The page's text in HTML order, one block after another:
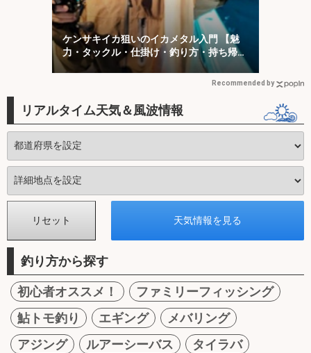
ケンサキイカ狙いのイカメタル入門 【魅
力・タックル・仕掛け・釣り方・持ち帰り
方を解説】
Recommended by
リアルタイム天気＆風波情報
釣り方から探す
初心者オススメ！
ファミリーフィッシング
鮎トモ釣り
エギング
メバリング
アジング
ルアーシーバス
タイラバ